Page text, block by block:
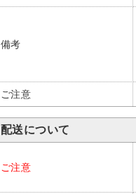
備考
ご注意
配送について
ご注意